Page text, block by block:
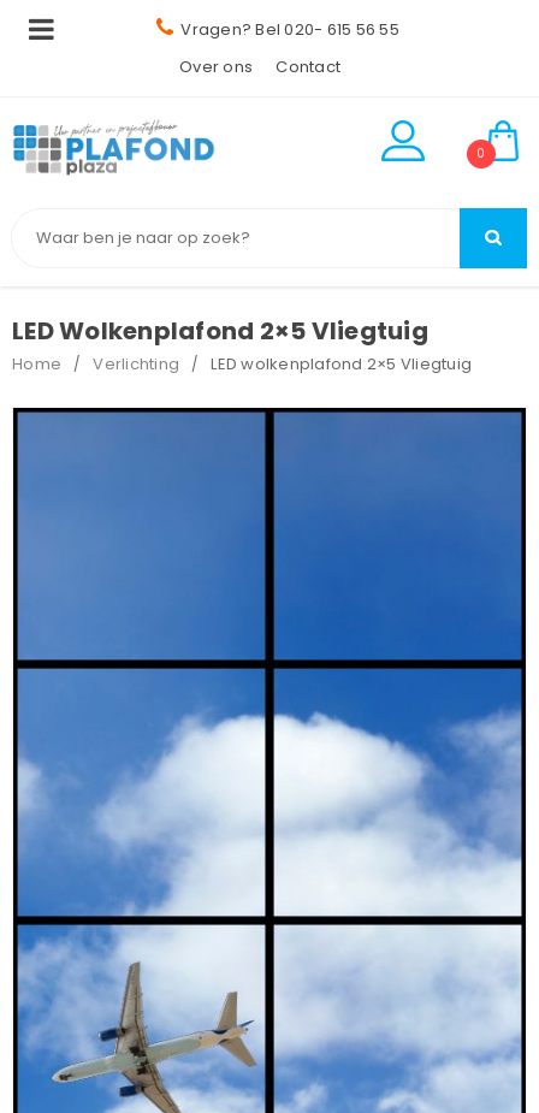
Vragen? Bel 020- 615 56 55
Over ons
Contact
0
LED Wolkenplafond 2×5 Vliegtuig
Home / Verlichting / LED wolkenplafond 2×5 Vliegtuig